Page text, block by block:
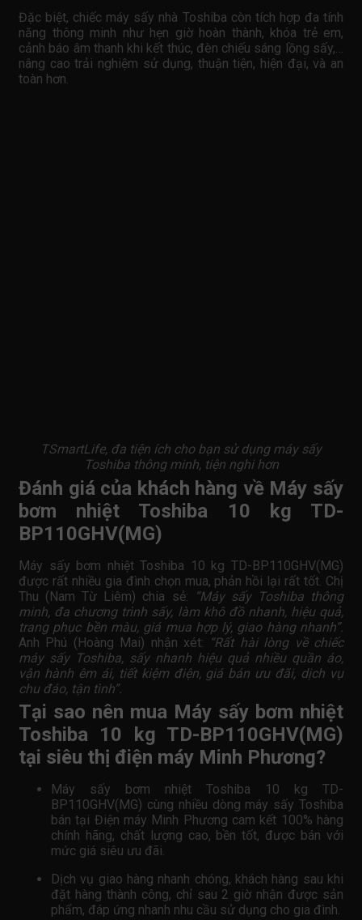
Đặc biệt, chiếc máy sấy nhà Toshiba còn tích hợp đa tính
năng thông minh như hẹn giờ hoàn thành, khóa trẻ em,
cảnh báo âm thanh khi kết thúc, đèn chiếu sáng lồng sấy,…
nâng cao trải nghiệm sử dụng, thuận tiện, hiện đại, và an
toàn hơn.
TSmartLife, đa tiện ích cho bạn sử dụng máy sấy
Toshiba thông minh, tiện nghi hơn
Đánh giá của khách hàng về Máy sấy
bơm nhiệt Toshiba 10 kg TD-
BP110GHV(MG)
Máy sấy bơm nhiệt Toshiba 10 kg TD-BP110GHV(MG)
được rất nhiều gia đình chọn mua, phản hồi lại rất tốt. Chị
Thu (Nam Từ Liêm) chia sẻ:
“Máy sấy Toshiba thông
minh, đa chương trình sấy, làm khô đồ nhanh, hiệu quả,
trang phục bền màu, giá mua hợp lý, giao hàng nhanh”.
Anh Phú (Hoàng Mai) nhận xét: “Rất hài lòng về chiếc
máy sấy Toshiba, sấy nhanh hiệu quả nhiều quần áo,
vận hành êm ái, tiết kiệm điện, giá bán ưu đãi, dịch vụ
chu đáo, tận tình”.
Tại sao nên mua Máy sấy bơm nhiệt
Toshiba 10 kg TD-BP110GHV(MG)
tại siêu thị điện máy Minh Phương?
Máy sấy bơm nhiệt Toshiba 10 kg TD-
BP110GHV(MG) cùng nhiều dòng máy sấy Toshiba
bán tại Điện máy Minh Phương cam kết 100% hàng
chính hãng, chất lượng cao, bền tốt, được bán với
mức giá siêu ưu đãi.
Dịch vụ giao hàng nhanh chóng, khách hàng sau khi
đặt hàng thành công, chỉ sau 2 giờ nhận được sản
phẩm, đáp ứng nhanh nhu cầu sử dụng cho gia đình.